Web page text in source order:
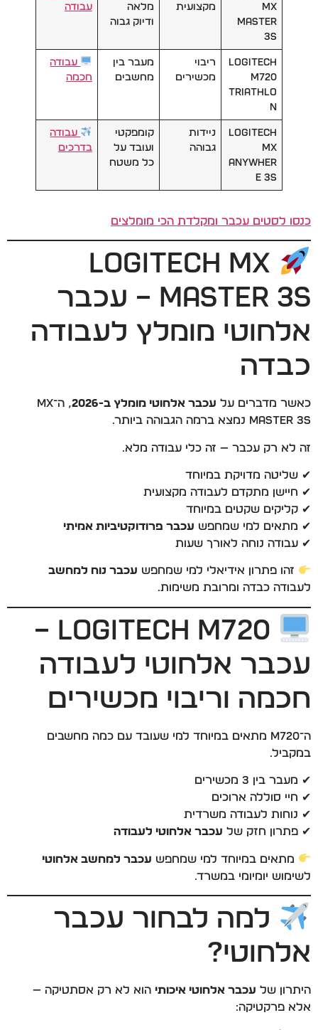
MX
Master
3S
מקצועית
מלאה
ודיוק גבוה
עבודה
Logitech
M720
Triathlo
n
ריבוי
מכשירים
מעבר בין
מחשבים
עבודה
חכמה
Logitech
MX
Anywher
e 3S
ניידות
גבוהה
קומפקטי
ועובד על
כל משטח
עבודה
בדרכים
כנסו לסטים עכבר ומקלדת הכי מומלצים
Logitech MX
Master 3S – עכבר
אלחוטי מומלץ לעבודה
כבדה
כאשר מדברים על עכבר אלחוטי מומלץ ב-2026
, ה־MX
Master 3S נמצא ברמה הגבוהה ביותר.
זה לא רק עכבר — זה כלי עבודה מלא.
✔ שליטה מדויקת במיוחד
✔ חיישן מתקדם לעבודה מקצועית
✔ קליקים שקטים במיוחד
✔ מתאים למי שמחפש עכבר פרודוקטיביות אמיתי
✔ עבודה נוחה לאורך שעות
זהו פתרון אידיאלי למי שמחפש עכבר נוח למחשב
לעבודה כבדה ומרובת משימות.
Logitech M720 –
עכבר אלחוטי לעבודה
חכמה וריבוי מכשירים
ה־M720 מתאים במיוחד למי שעובד עם כמה מחשבים
במקביל.
✔ מעבר בין 3 מכשירים
✔ חיי סוללה ארוכים
✔ נוחות לעבודה משרדית
✔ פתרון חזק של עכבר אלחוטי לעבודה
מתאים במיוחד למי שמחפש עכבר למחשב אלחוטי
לשימוש יומיומי במשרד.
למה לבחור עכבר
אלחוטי?
היתרון של עכבר אלחוטי איכותי הוא לא רק אסתטיקה —
אלא פרקטיקה: